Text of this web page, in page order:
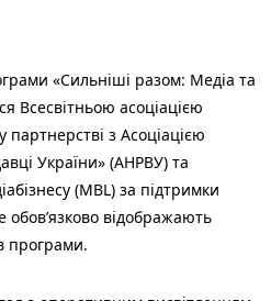
«Сильніші разом: Медіа та
Всесвітньою асоціацією
партнерстві з Асоціацією
України» (АНРВУ) та
(MBL) за підтримки
обов’язково відображають
програми.